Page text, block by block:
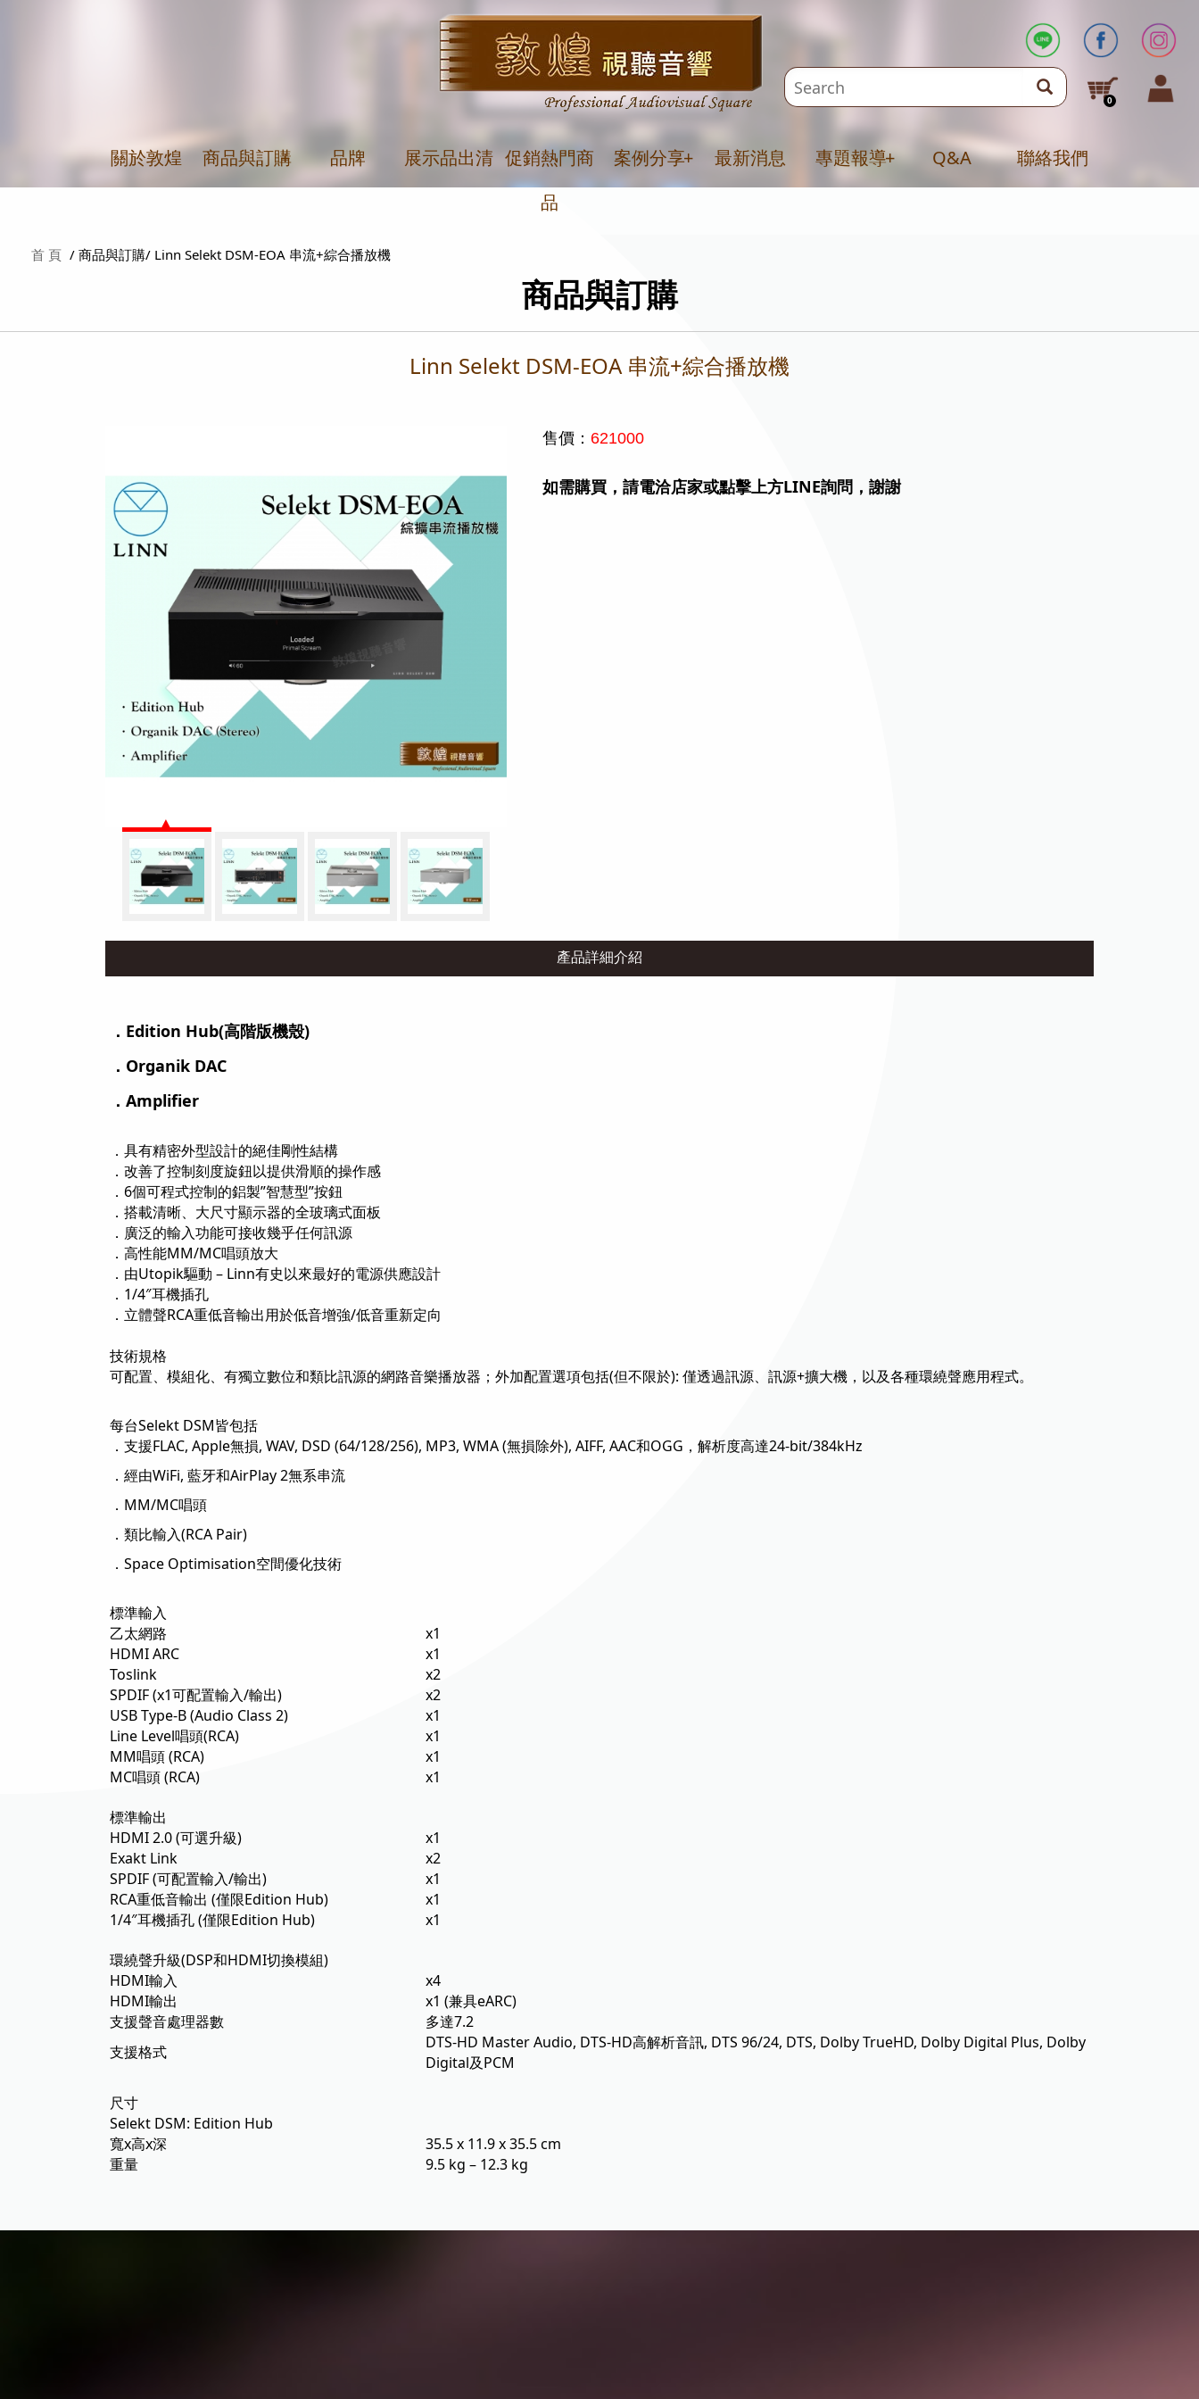
0
關於敦煌 商品與訂購
+ 品牌 展示品出清 促銷熱門商
品
案例分享+ 最新消息 專題報導+ Q&A 聯絡我們
首 頁 商品與訂購 Linn Selekt DSM-EOA 串流+綜合播放機
商品與訂購
Linn Selekt DSM-EOA 串流+綜合播放機
售價： 621000
如需購買，請電洽店家或點擊上方LINE詢問，謝謝
產品詳細介紹
．Edition Hub(高階版機殼)
．Organik DAC
．Amplifier
．具有精密外型設計的絕佳剛性結構
．改善了控制刻度旋鈕以提供滑順的操作感
．6個可程式控制的鋁製”智慧型”按鈕
．搭載清晰、大尺寸顯示器的全玻璃式面板
．廣泛的輸入功能可接收幾乎任何訊源
．高性能MM/MC唱頭放大
．由Utopik驅動 – Linn有史以來最好的電源供應設計
．1/4″耳機插孔
．立體聲RCA重低音輸出用於低音增強/低音重新定向
技術規格
可配置、模組化、有獨立數位和類比訊源的網路音樂播放器；外加配置選項包括(但不限於): 僅透過訊源、訊源+擴大機，以及各種環繞聲應用程式。
每台Selekt DSM皆包括
．支援FLAC, Apple無損, WAV, DSD (64/128/256), MP3, WMA (無損除外), AIFF, AAC和OGG，解析度高達24-bit/384kHz
．經由WiFi, 藍牙和AirPlay 2無系串流
．MM/MC唱頭
．類比輸入(RCA Pair)
．Space Optimisation空間優化技術
標準輸入
乙太網路
x1
HDMI ARC
x1
Toslink
x2
SPDIF (x1可配置輸入/輸出)
x2
USB Type-B (Audio Class 2)
x1
Line Level唱頭(RCA)
x1
MM唱頭 (RCA)
x1
MC唱頭 (RCA)
x1
標準輸出
HDMI 2.0 (可選升級)
x1
Exakt Link
x2
SPDIF (可配置輸入/輸出)
x1
RCA重低音輸出 (僅限Edition Hub)
x1
1/4″耳機插孔 (僅限Edition Hub)
x1
環繞聲升級(DSP和HDMI切換模組)
HDMI輸入
x4
HDMI輸出
x1 (兼具eARC)
支援聲音處理器數
多達7.2
支援格式
DTS-HD Master Audio, DTS-HD高解析音訊, DTS 96/24, DTS, Dolby TrueHD, Dolby Digital Plus, Dolby
Digital及PCM
尺寸
Selekt DSM: Edition Hub
寬x高x深
35.5 x 11.9 x 35.5 cm
重量
9.5 kg – 12.3 kg